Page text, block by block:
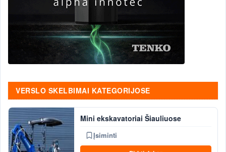
VERSLO SKELBIMAI KATEGORIJOSE
Mini ekskavatoriai Šiauliuose
Įsiminti